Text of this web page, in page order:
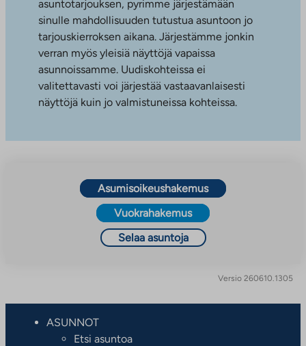
asuntotarjouksen, pyrimme järjestämään
sinulle mahdollisuuden tutustua asuntoon jo
tarjouskierroksen aikana. Järjestämme jonkin
verran myös yleisiä näyttöjä vapaissa
asunnoissamme. Uudiskohteissa ei
valitettavasti voi järjestää vastaavanlaisesti
näyttöjä kuin jo valmistuneissa kohteissa.
Asumisoikeushakemus
Vuokrahakemus
Selaa asuntoja
Versio 260610.1305
ASUNNOT
Etsi asuntoa